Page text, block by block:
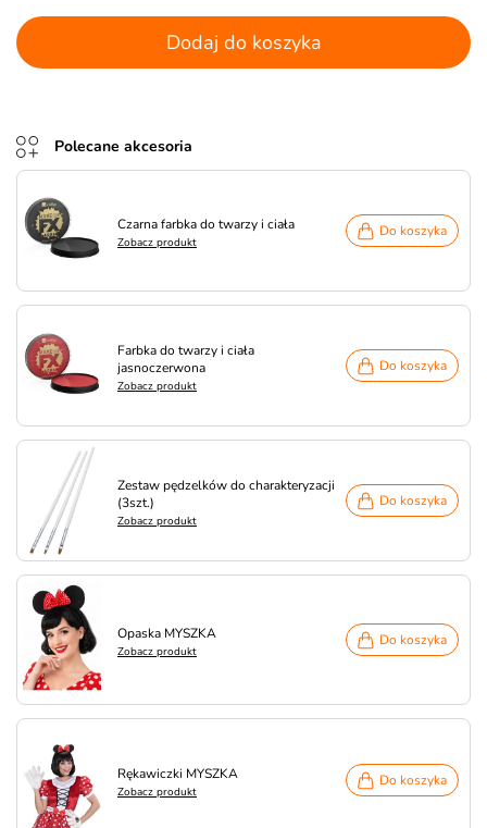
Dodaj do koszyka
Polecane akcesoria
Czarna farbka do twarzy i ciała
Zobacz produkt
Do koszyka
Farbka do twarzy i ciała
jasnoczerwona
Zobacz produkt
Do koszyka
Zestaw pędzelków do charakteryzacji
(3szt.)
Zobacz produkt
Do koszyka
Opaska MYSZKA
Zobacz produkt
Do koszyka
Rękawiczki MYSZKA
Zobacz produkt
Do koszyka